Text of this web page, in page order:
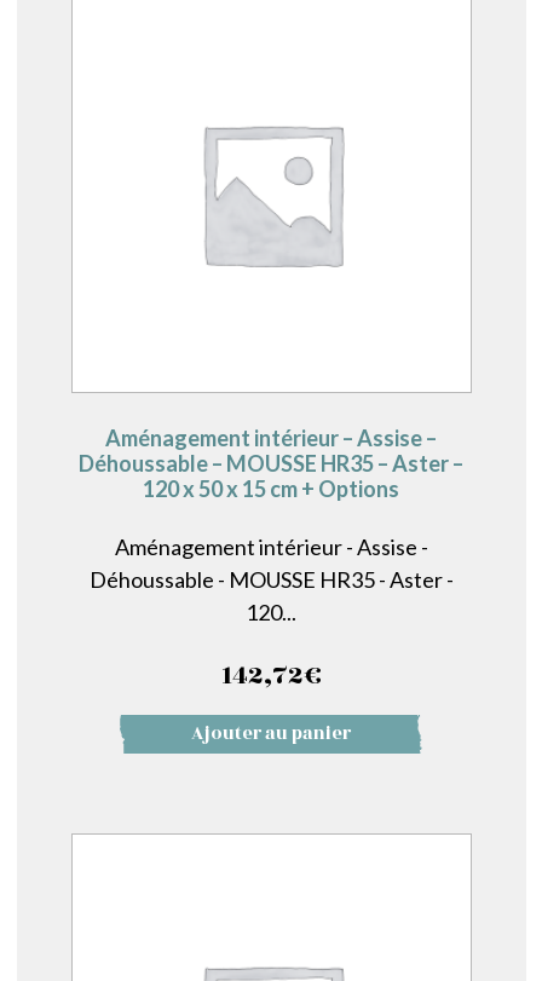
Aménagement intérieur – Assise –
Déhoussable – MOUSSE HR35 – Aster –
120 x 50 x 15 cm + Options
Aménagement intérieur - Assise -
Déhoussable - MOUSSE HR35 - Aster -
120...
142,72€
Ajouter au panier